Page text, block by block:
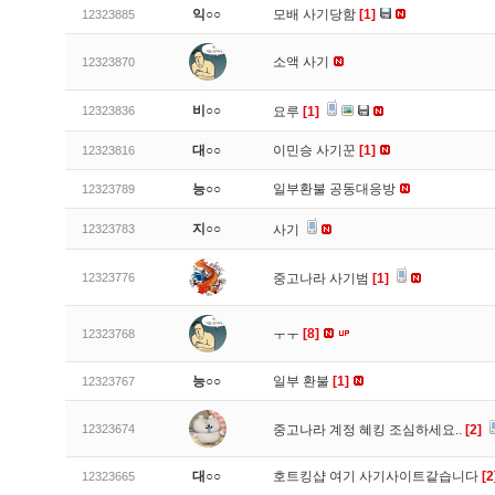
12323885 익○○ 모배 사기당함 [1]
12323870 소액 사기
12323836 비○○ 요루 [1]
12323816 대○○ 이민승 사기꾼 [1]
12323789 능○○ 일부환불 공동대응방
12323783 지○○ 사기
12323776 중고나라 사기범 [1]
12323768 ㅜㅜ [8]
12323767 능○○ 일부 환불 [1]
12323674 중고나라 계정 혜킹 조심하세요.. [2]
12323665 대○○ 호트킹샵 여기 사기사이트같습니다